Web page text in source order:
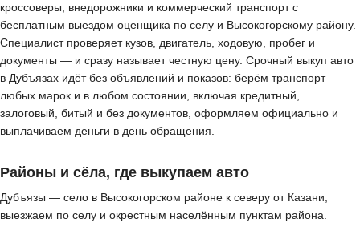
кроссоверы, внедорожники и коммерческий транспорт с
бесплатным выездом оценщика по селу и Высокогорскому району.
Специалист проверяет кузов, двигатель, ходовую, пробег и
документы — и сразу называет честную цену. Срочный выкуп авто
в Дубъязах идёт без объявлений и показов: берём транспорт
любых марок и в любом состоянии, включая кредитный,
залоговый, битый и без документов, оформляем официально и
выплачиваем деньги в день обращения.
Районы и сёла, где выкупаем авто
Дубъязы — село в Высокогорском районе к северу от Казани;
выезжаем по селу и окрестным населённым пунктам района.